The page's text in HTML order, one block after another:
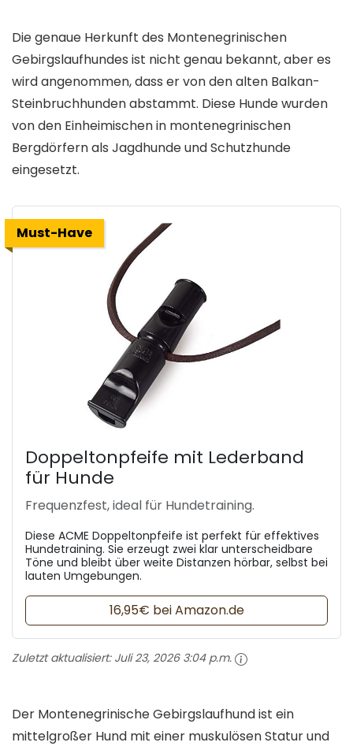
Die genaue Herkunft des Montenegrinischen
Gebirgslaufhundes ist nicht genau bekannt, aber es
wird angenommen, dass er von den alten Balkan-
Steinbruchhunden abstammt. Diese Hunde wurden
von den Einheimischen in montenegrinischen
Bergdörfern als Jagdhunde und Schutzhunde
eingesetzt.
Must-Have
Doppeltonpfeife mit Lederband
für Hunde
Frequenzfest, ideal für Hundetraining.
Diese ACME Doppeltonpfeife ist perfekt für effektives
Hundetraining. Sie erzeugt zwei klar unterscheidbare
Töne und bleibt über weite Distanzen hörbar, selbst bei
lauten Umgebungen.
16,95€ bei Amazon.de
Zuletzt aktualisiert: Juli 23, 2026 3:04 p.m.
Der Montenegrinische Gebirgslaufhund ist ein
mittelgroßer Hund mit einer muskulösen Statur und